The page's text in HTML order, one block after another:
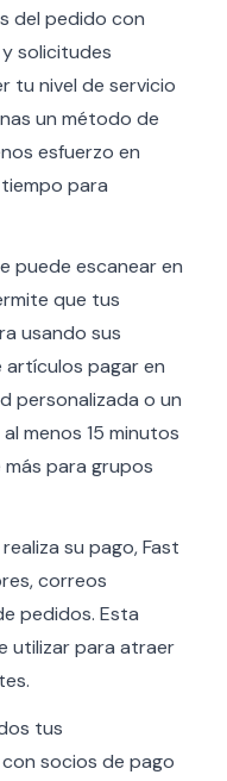
del pedido con
solicitudes
tu nivel de servicio
un método de
esfuerzo en
para
puede escanear en
que tus
usando sus
artículos pagar en
personalizada o un
menos 15 minutos
para grupos
su pago, Fast
correos
pedidos. Esta
utilizar para atraer
tus
socios de pago